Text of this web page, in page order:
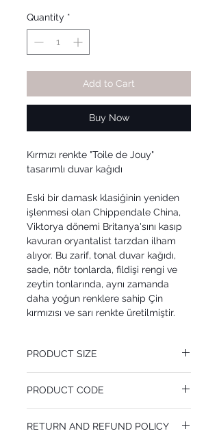
Quantity *
Add to Cart
Buy Now
Kırmızı renkte "Toile de Jouy"
tasarımlı duvar kağıdı
Eski bir damask klasiğinin yeniden
işlenmesi olan Chippendale China,
Viktorya dönemi Britanya'sını kasıp
kavuran oryantalist tarzdan ilham
alıyor. Bu zarif, tonal duvar kağıdı,
sade, nötr tonlarda, fildişi rengi ve
zeytin tonlarında, aynı zamanda
daha yoğun renklere sahip Çin
kırmızısı ve sarı renkte üretilmiştir.
PRODUCT SIZE
Pattern Repeat 53 cm
PRODUCT CODE
RETURN AND REFUND POLICY